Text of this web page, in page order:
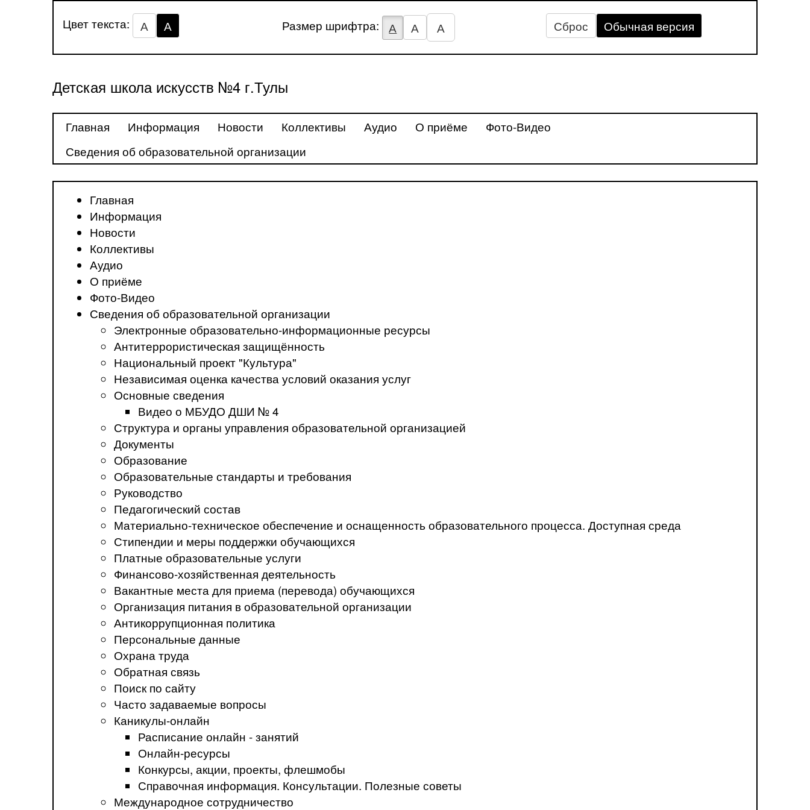
Цвет текста: А А Размер шрифтра: А А А Сброс Обычная версия
Детская школа искусств №4 г.Тулы
Главная Информация Новости Коллективы Аудио О приёме
Фото-Видео
Сведения об образовательной организации
Главная
Информация
Новости
Коллективы
Аудио
О приёме
Фото-Видео
Сведения об образовательной организации
Электронные образовательно-информационные ресурсы
Антитеррористическая защищённость
Национальный проект "Культура"
Независимая оценка качества условий оказания услуг
Основные сведения
Видео о МБУДО ДШИ № 4
Структура и органы управления образовательной организацией
Документы
Образование
Образовательные стандарты и требования
Руководство
Педагогический состав
Материально-техническое обеспечение и оснащенность образовательного процесса. Доступная среда
Стипендии и меры поддержки обучающихся
Платные образовательные услуги
Финансово-хозяйственная деятельность
Вакантные места для приема (перевода) обучающихся
Организация питания в образовательной организации
Антикоррупционная политика
Персональные данные
Охрана труда
Обратная связь
Поиск по сайту
Часто задаваемые вопросы
Каникулы-онлайн
Расписание онлайн - занятий
Онлайн-ресурсы
Конкурсы, акции, проекты, флешмобы
Справочная информация. Консультации. Полезные советы
Международное сотрудничество